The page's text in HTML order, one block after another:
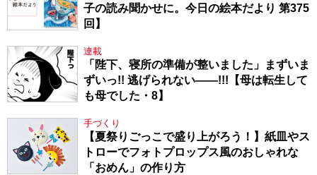
子の読み聞かせに。今日の絵本だより 第375
回】
連載
「陛下、寝所の準備が整いました」まずいま
ずいっ!! 逃げられない――!!!【母は転生して
も母でした・8】
手づくり
【夏祭りごっこで盛り上がろう！】紙皿やス
トローでフォトプロップス風のおしゃれな
「おめん」の作り方